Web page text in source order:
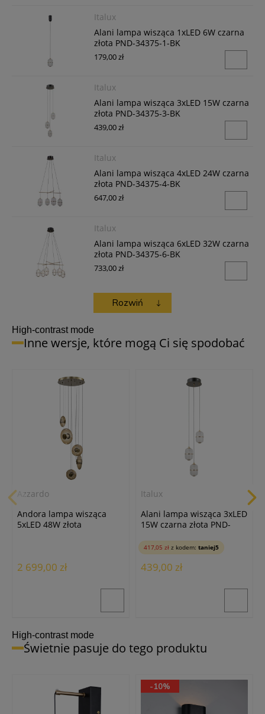
Italux
Alani lampa wisząca 1xLED 6W czarna
złota PND-34375-1-BK
179,00 zł
Italux
Alani lampa wisząca 3xLED 15W czarna
złota PND-34375-3-BK
439,00 zł
Italux
Alani lampa wisząca 4xLED 24W czarna
złota PND-34375-4-BK
647,00 zł
Italux
Alani lampa wisząca 6xLED 32W czarna
złota PND-34375-6-BK
733,00 zł
Italux
Alani kinkiet 1xLED 6W czarny złoty WL-
Rozwiń
High-contrast mode
Inne wersje, które mogą Ci się spodobać
Azzardo
Andora lampa wisząca
5xLED 48W złota
2 699,00 zł
Italux
Alani lampa wisząca 3xLED
15W czarna złota PND-
417,05 zł z kodem: taniej5
439,00 zł
High-contrast mode
Świetnie pasuje do tego produktu
-10%